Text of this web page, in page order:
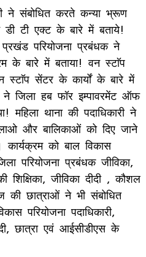
ने संबोधित करते कन्या भ्रूण
टी एक्ट के बारे में बताये!
परियोजना प्रबंधक ने
के बारे में बताया! वन स्टाॅप
सेंटर के कार्यों के बारे में
जिला हब फॉर इम्पावरमेंट ऑफ
महिला थाना की पदाधिकारी ने
और बालिकाओं को दिए जाने
को बाल विकास
परियोजना प्रबंधक जीविका,
जीविका दीदी , कौशल
की छात्राओं ने भी संबोधित
परियोजना पदाधिकारी,
छात्रा एवं आईसीडीएस के